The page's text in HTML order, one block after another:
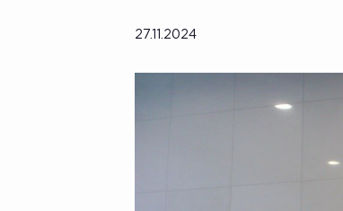
27.11.2024